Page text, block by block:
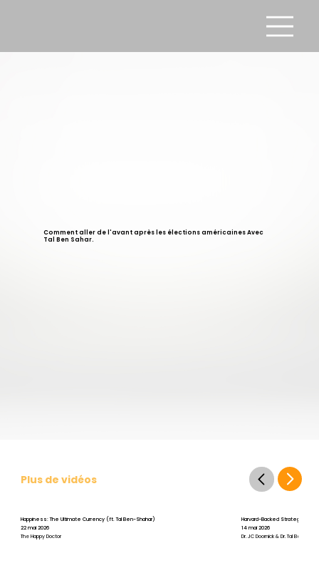
Comment aller de l'avant après les élections américaines Avec
Tal Ben Sahar.
Plus de vidéos
Happiness: The Ultimate Currency (ft. Tal Ben-Shahar)
22 mai 2026
The Happy Doctor
Harvard-Backed Strategies for
14 mai 2026
Dr. JC Doornick & Dr. Tal Ben-